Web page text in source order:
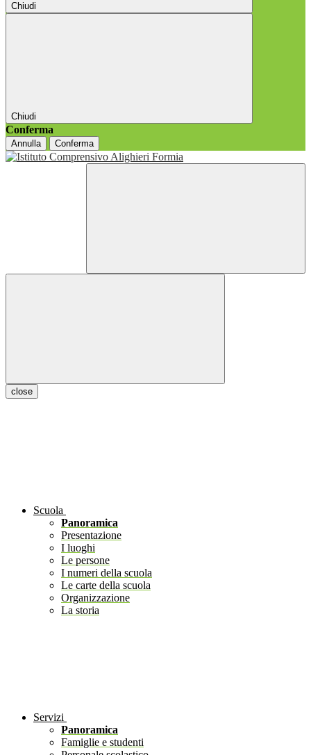
Chiudi
Chiudi
Conferma
Annulla Conferma
close
Scuola
Panoramica
Presentazione
I luoghi
Le persone
I numeri della scuola
Le carte della scuola
Organizzazione
La storia
Servizi
Panoramica
Famiglie e studenti